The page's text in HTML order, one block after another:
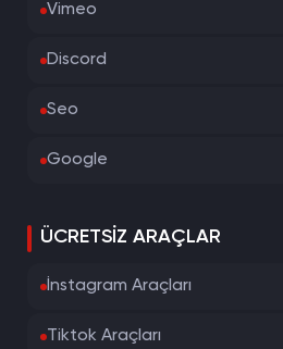
Vimeo
Discord
Seo
Google
ÜCRETSIZ ARAÇLAR
İnstagram Araçları
Tiktok Araçları